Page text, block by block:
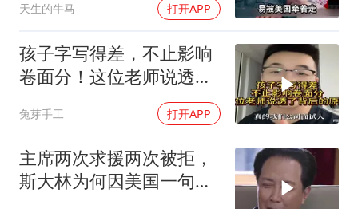
天生的牛马 打开APP
孩子字写得差，不止影响
卷面分！这位老师说透了
兔芽手工 打开APP
主席两次求援两次被拒，
斯大林为何因美国一句话